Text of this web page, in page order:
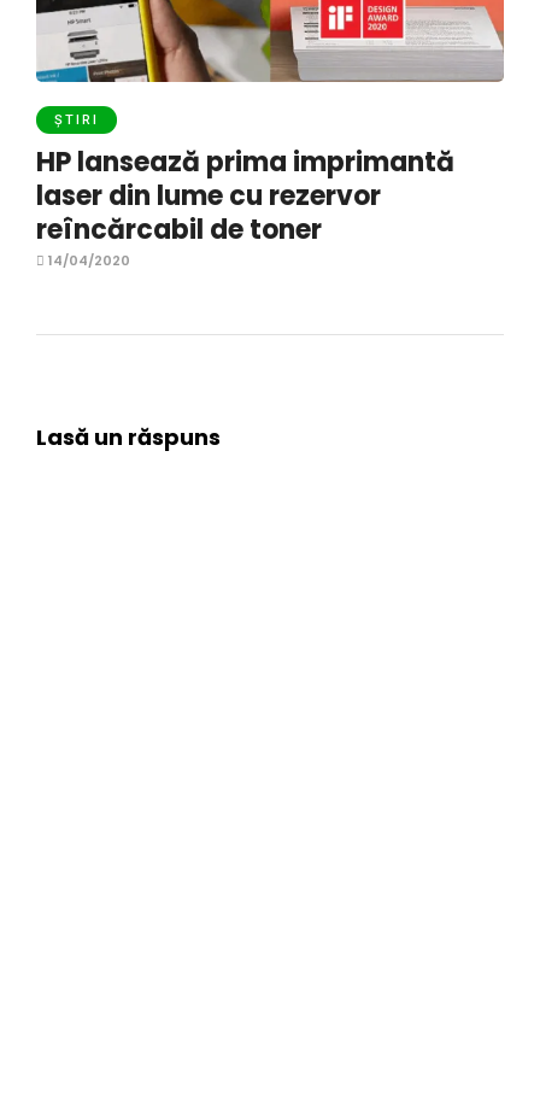
ȘTIRI
HP lansează prima imprimantă
laser din lume cu rezervor
reîncărcabil de toner
14/04/2020
Lasă un răspuns